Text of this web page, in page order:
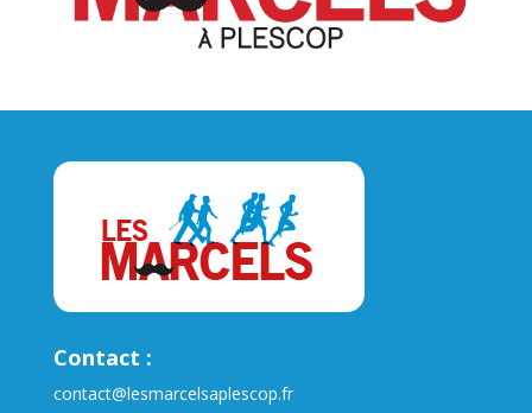
Contact :
contact@lesmarcelsaplescop.fr